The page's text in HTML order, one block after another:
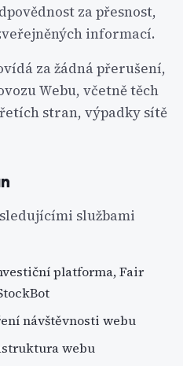
za přesnost,
informací.
za žádná přerušení,
Webu, včetně těch
stran, výpadky sítě
službami
platforma, Fair
návštěvnosti webu
webu